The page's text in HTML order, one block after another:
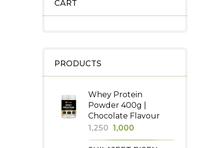
CART
PRODUCTS
Whey Protein
Powder 400g |
Chocolate Flavour
1,250 Original
price
1,000
price